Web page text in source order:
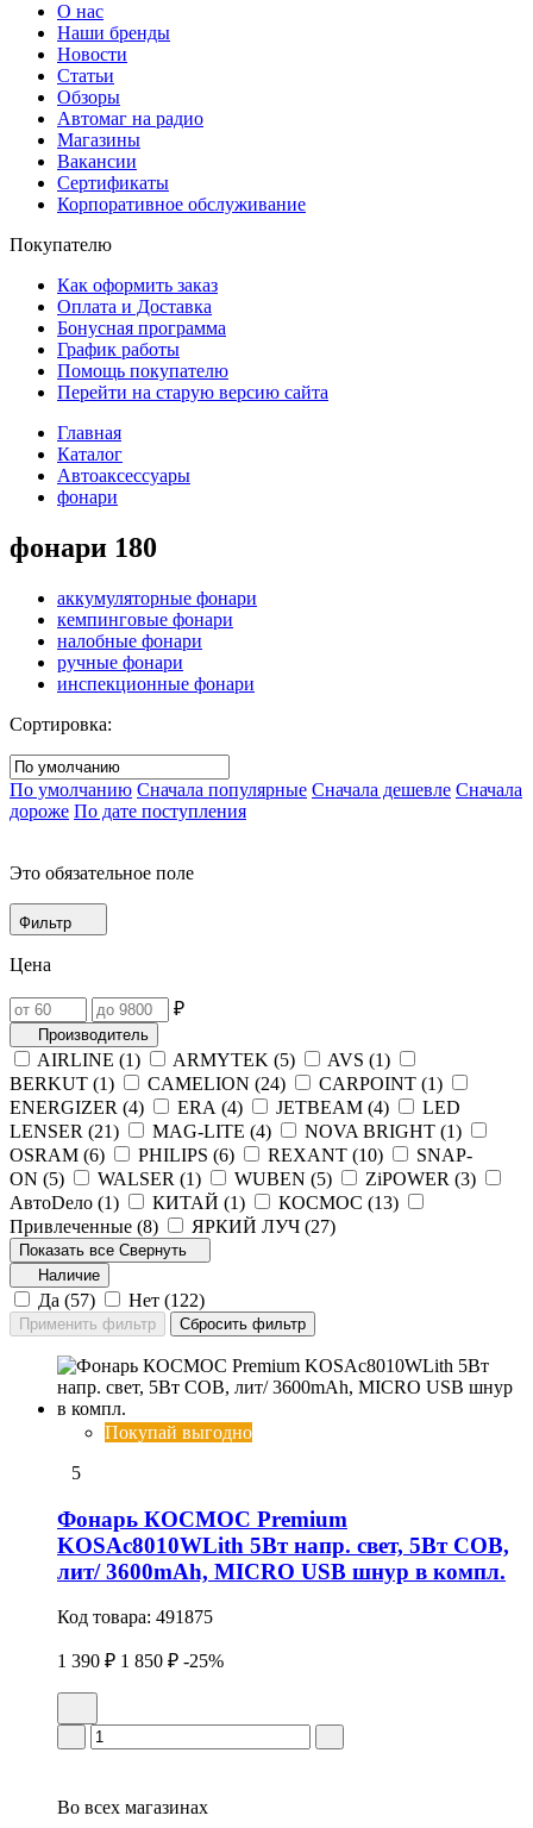
О нас
Наши бренды
Новости
Статьи
Обзоры
Автомаг на радио
Магазины
Вакансии
Сертификаты
Корпоративное обслуживание
Покупателю
Как оформить заказ
Оплата и Доставка
Бонусная программа
График работы
Помощь покупателю
Перейти на старую версию сайта
Главная
Каталог
Автоаксессуары
фонари
фонари 180
аккумуляторные фонари
кемпинговые фонари
налобные фонари
ручные фонари
инспекционные фонари
Сортировка:
По умолчанию Сначала популярные Сначала дешевле Сначала
дороже По дате поступления
Это обязательное поле
Фильтр
Цена
₽
Производитель
AIRLINE (1) ARMYTEK (5) AVS (1)
BERKUT (1) CAMELION (24) CARPOINT (1)
ENERGIZER (4) ERA (4) JETBEAM (4)
LED
LENSER (21) MAG-LITE (4) NOVA BRIGHT (1)
OSRAM (6) PHILIPS (6) REXANT (10)
SNAP-
ON (5) WALSER (1) WUBEN (5) ZiPOWER (3)
АвтоDело (1) КИТАЙ (1) КОСМОС (13)
Привлеченные (8) ЯРКИЙ ЛУЧ (27)
Показать все Свернуть
Наличие
Да (57) Нет (122)
Покупай выгодно
5
Фонарь КОСМОС Premium
KOSAc8010WLith 5Вт напр. свет, 5Вт СОВ,
лит/ 3600mAh, MICRO USB шнур в компл.
Код товара: 491875
1 390 ₽ 1 850 ₽ -25%
Во всех магазинах